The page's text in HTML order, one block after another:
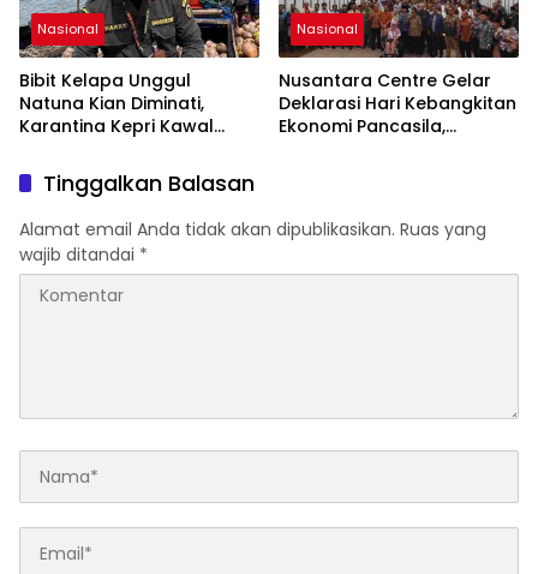
Nasional
Bibit Kelapa Unggul
Natuna Kian Diminati,
Karantina Kepri Kawal
Bintan
Nasional
Nusantara Centre Gelar
Deklarasi Hari Kebangkitan
Ekonomi Pancasila,
Ekonomi Politik Indonesia)
& Simposium Nasional
Tinggalkan Balasan
Alamat email Anda tidak akan dipublikasikan. Ruas yang
wajib ditandai *